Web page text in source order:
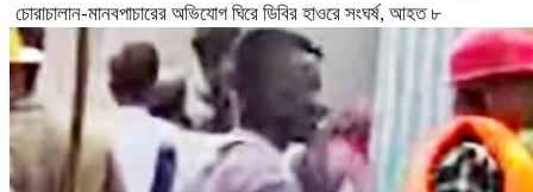
চোরাচালান-মানবপাচারের অভিযোগ ঘিরে ডিবির হাওরে সংঘর্ষ, আহত ৮